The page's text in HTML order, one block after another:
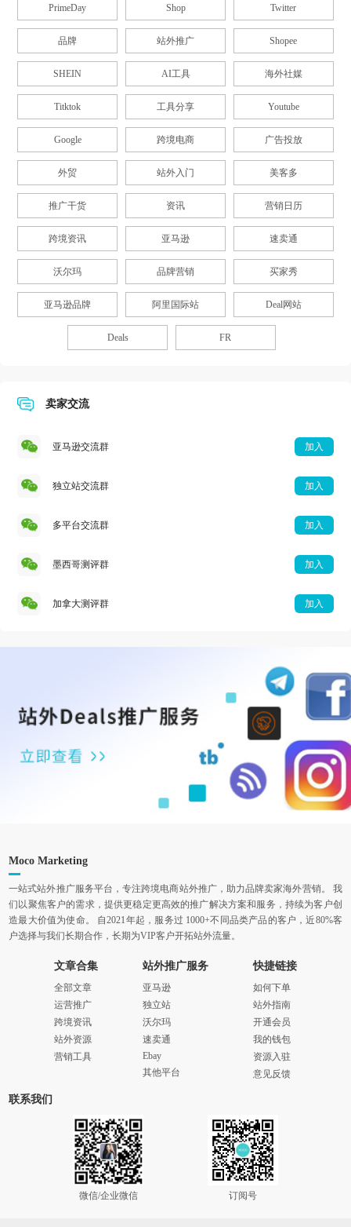
PrimeDay Shop Twitter
品牌 站外推广 Shopee
SHEIN AI工具 海外社媒
Titktok 工具分享 Youtube
Google 跨境电商 广告投放
外贸 站外入门 美客多
推广干货 资讯 营销日历
跨境资讯 亚马逊 速卖通
沃尔玛 品牌营销 买家秀
亚马逊品牌 阿里国际站 Deal网站
Deals FR
卖家交流
亚马逊交流群 加入
独立站交流群 加入
多平台交流群 加入
墨西哥测评群 加入
加拿大测评群 加入
Moco Marketing
一站式站外推广服务平台，专注跨境电商站外推广，助力品牌卖家海外营销。 我
们以聚焦客户的需求，提供更稳定更高效的推广解决方案和服务，持续为客户创
造最大价值为使命。 自2021年起，服务过 1000+不同品类产品的客户，近80%客
户选择与我们长期合作，长期为VIP客户开拓站外流量。
文章合集
全部文章
运营推广
跨境资讯
站外资源
营销工具
站外推广服务
亚马逊
独立站
沃尔玛
速卖通
Ebay
其他平台
快捷链接
如何下单
站外指南
开通会员
我的钱包
资源入驻
意见反馈
联系我们
微信/企业微信 订阅号